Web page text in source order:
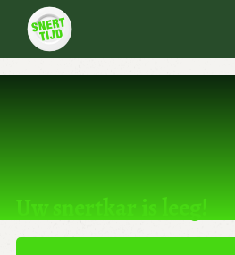
Dit product kan niet worden gekocht.
Uw snertkar is leeg!